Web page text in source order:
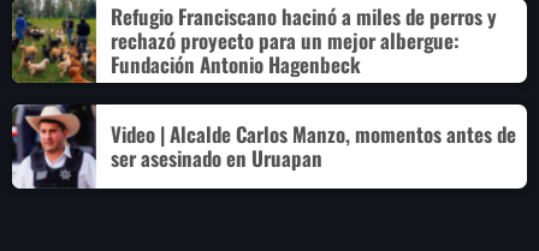
Refugio Franciscano hacinó a miles de perros y
rechazó proyecto para un mejor albergue:
Fundación Antonio Hagenbeck
Video | Alcalde Carlos Manzo, momentos antes de
ser asesinado en Uruapan